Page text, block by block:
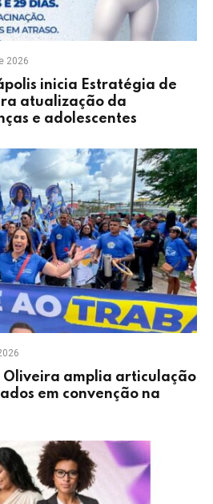
2026
inicia Estratégia de
atualização da
e adolescentes
Oliveira amplia articulação
em convenção na